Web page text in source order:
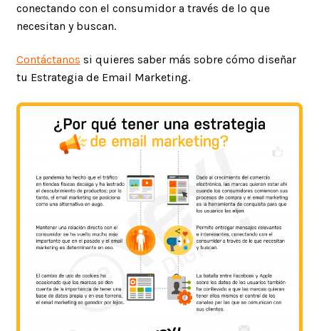
conectando con el consumidor a través de lo que
necesitan y buscan.
Contáctanos si quieres saber más sobre cómo diseñar
tu Estrategia de Email Marketing.